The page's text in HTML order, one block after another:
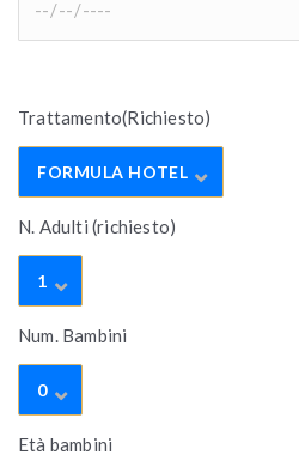
Trattamento(Richiesto)
FORMULA HOTEL
N. Adulti (richiesto)
1
Num. Bambini
0
Età bambini